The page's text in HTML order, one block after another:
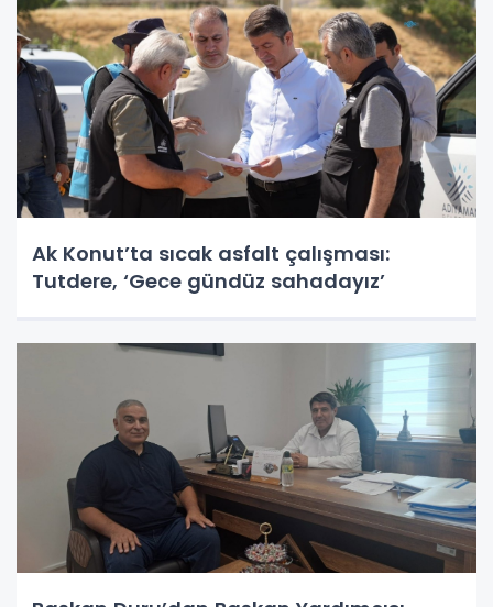
Ak Konut’ta sıcak asfalt çalışması:
Tutdere, ‘Gece gündüz sahadayız’